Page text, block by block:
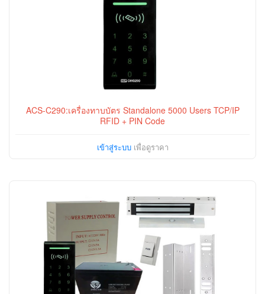
ACS-C290:เครื่องทาบบัตร Standalone 5000 Users TCP/IP
RFID + PIN Code
เข้าสู่ระบบเพื่อดูราคา